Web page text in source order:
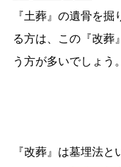
『土葬』の遺骨を掘
る方は、この『改葬
う方が多いでしょう。
『改葬』は墓埋法と